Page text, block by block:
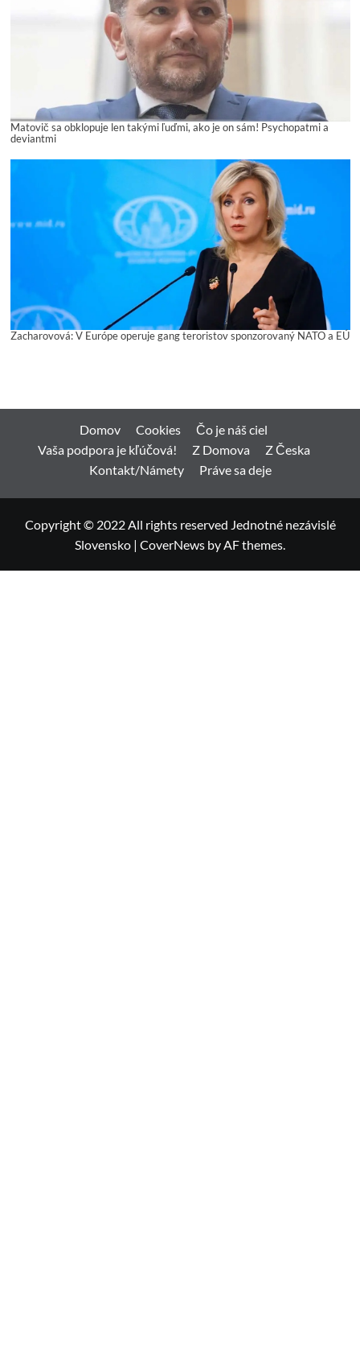
Matovič sa obklopuje len takými ľuďmi, ako je on sám! Psychopatmi a
deviantmi
Zacharovová: V Európe operuje gang teroristov sponzorovaný NATO a EÚ
Domov Cookies
Čo je náš ciel
Vaša podpora je kľúčová!
Z Domova
Z Česka
Kontakt/Námety
Práve sa deje
Copyright © 2022 All rights reserved Jednotné nezávislé
Slovensko | CoverNews by AF themes.